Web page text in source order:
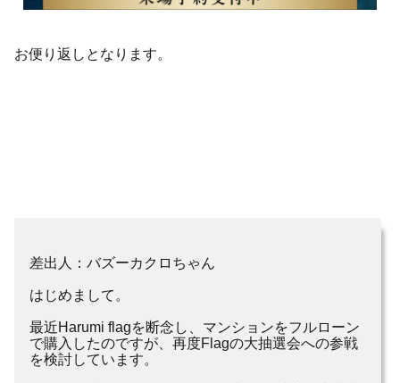
お便り返しとなります。
差出人：バズーカクロちゃん
はじめまして。
最近Harumi flagを断念し、マンションをフルローン
で購入したのですが、再度Flagの大抽選会への参戦
を検討しています。